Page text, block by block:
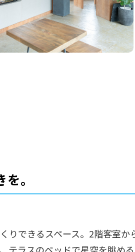
。
りできるスペース。2階客室